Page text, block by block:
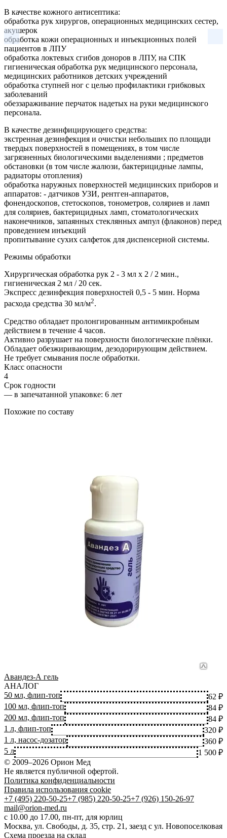
В качестве кожного антисептика:
обработка рук хирургов, операционных медицинских сестер,
акушерок
обработка кожи операционных и инъекционных полей
пациентов в ЛПУ
обработка локтевых сгибов доноров в ЛПУ, на СПК
гигиеническая обработка рук медицинского персонала,
медицинских работников детских учреждений
обработка ступней ног с целью профилактики грибковых
заболеваний
обеззараживание перчаток надетых на руки медицинского
персонала.
В качестве дезинфицирующего средства:
экстренная дезинфекция и очистки небольших по площади
твердых поверхностей в помещениях, в том числе
загрязненных биологическими выделениями ; предметов
обстановки (в том числе жалюзи, бактерицидные лампы,
радиаторы отопления)
обработка наружных поверхностей медицинских приборов и
аппаратов: - датчиков УЗИ, рентген-аппаратов,
фонендоскопов, стетоскопов, тонометров, соляриев и ламп
для соляриев, бактерицидных ламп, стоматологических
наконечников, запаянных стеклянных ампул (флаконов) перед
проведением инъекций
пропитывание сухих салфеток для диспенсерной системы.
Режимы обработки
Хирургическая обработка рук 2 - 3 мл х 2 / 2 мин.,
гигиеническая 2 мл / 20 сек.
Экспресс дезинфекция поверхностей 0,5 - 5 мин. Норма
расхода средства 30 мл/м2.
Средство обладает пролонгированным антимикробным
действием в течение 4 часов.
Активно разрушает на поверхности биологические плёнки.
Обладает обезжиривающим, дезодорирующим действием.
Не требует смывания после обработки.
Класс опасности
4
Срок годности
— в запечатанной упаковке: 6 лет
Похожие по составу
Авандез-А гель
АНАЛОГ
50 мл, флип-топ
62 ₽
100 мл, флип-топ
84 ₽
200 мл, флип-топ
84 ₽
1 л, флип-топ
320 ₽
1 л, насос-дозатор
360 ₽
5 л
1 500 ₽
© 2009–2026 Орион Мед
Не является публичной офертой.
Политика конфиденциальности
Правила использования cookie
+7 (495) 220-50-25+7 (985) 220-50-25+7 (926) 150-26-97
mail@orion-med.ru
c 10.00 до 17.00, пн-пт, для юрлиц
Москва, ул. Свободы, д. 35, стр. 21, заезд с ул. Новопоселковая
Схема проезда на склад